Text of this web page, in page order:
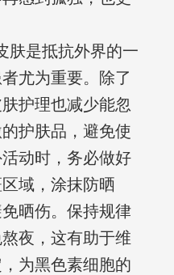
肤是抵抗外界的一
尤为重要。除了
护理也减少能忽
护肤品，避免使
动时，务必做好
域，涂抹防晒
晒伤。保持规律
夜，这有助于维
为黑色素细胞的